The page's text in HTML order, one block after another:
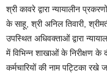
श्री कावरे द्वारा न्यायालीन
के साहू, श्री अनिल तिवारी,
उपस्थित अधिवक्ताओं द्वारा
में विभिन्न शाखाओं के निरीक्षण के
कर्मचारियों की नाम पट्टिका रखे